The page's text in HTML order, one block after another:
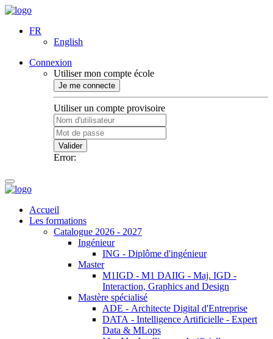
FR
English
Connexion
Utiliser mon compte école
Je me connecte
Utiliser un compte provisoire
Valider
Error:
Accueil
Les formations
Catalogue 2026 - 2027
Ingénieur
ING - Diplôme d'ingénieur
Master
M1IGD - M1 DAIIG - Maj. IGD -
Interaction, Graphics and Design
Mastère spécialisé
ADE - Architecte Digital d'Entreprise
DATA - Intelligence Artificielle - Expert
Data & MLops